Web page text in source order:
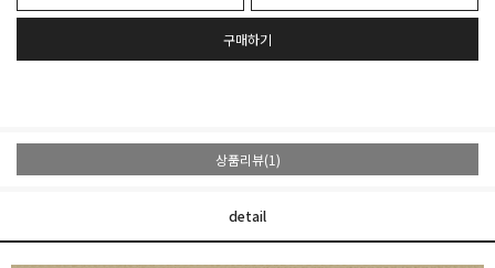
구매하기
상품리뷰(1)
detail